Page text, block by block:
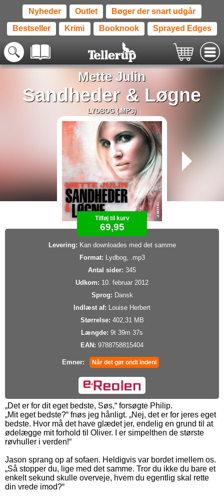
Nyheder Outlet Bøger der snart udgår
Bestseller Krimi Booknook Sprayed Edges
Mette Julin
Sandheder & Løgne
LYDBOG (.MP3)
Tilføj til kurv
69,95
Levering: Kan downloades med det samme
Format: Lydbog, .mp3
Antal sider: 345
Udkom: 10. februar 2012
Sprog: Dansk
Indlæst af: Louise Herbert
Størrelse: 402,31 MB
Længde: 9t 39m 37s
EAN: 9788758815404
Emner: Når det gør ondt indeni
„Det er for dit eget bedste, Søs,“ forsøgte Philip.
„Mit eget bedste?“ fnøs jeg hånligt. „Nej, det er for jeres eget
bedste. Hvor må det have glædet jer, endelig en grund til at
ødelægge mit forhold til Oliver. I er simpelthen de største
røvhuller i verden!“
Jason sprang op af sofaen. Heldigvis var bordet imellem os.
„Så stopper du, lige med det samme. Tror du ikke du bare et
enkelt sekund skulle overveje, hvem du egentlig skal rette
din vrede imod?“